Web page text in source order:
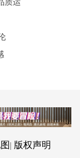
质运
版权声明